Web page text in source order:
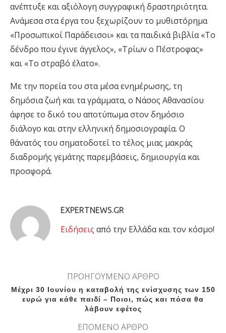
ανέπτυξε και αξιόλογη συγγραφική δραστηριότητα.
Ανάμεσα στα έργα του ξεχωρίζουν το μυθιστόρημα
«Προσωπικοί Παράδεισοι» και τα παιδικά βιβλία «Το
δένδρο που έγινε άγγελος», «Τρίων ο Πέστροφας»
και «Το στραβό έλατο».
Με την πορεία του στα μέσα ενημέρωσης, τη
δημόσια ζωή και τα γράμματα, ο Νάσος Αθανασίου
άφησε το δικό του αποτύπωμα στον δημόσιο
διάλογο και στην ελληνική δημοσιογραφία. Ο
θάνατός του σηματοδοτεί το τέλος μιας μακράς
διαδρομής γεμάτης παρεμβάσεις, δημιουργία και
προσφορά.
EXPERTNEWS.GR
Eιδήσεις από την Ελλάδα και τον κόσμο!
ΠΡΟΗΓΟΥΜΕΝΟ ΑΡΘΡΟ
Μέχρι 30 Ιουνίου η καταβολή της ενίσχυσης των 150
ευρώ για κάθε παιδί – Ποιοι, πώς και πόσα θα
λάβουν εφέτος
ΕΠΟΜΕΝΟ ΑΡΘΡΟ